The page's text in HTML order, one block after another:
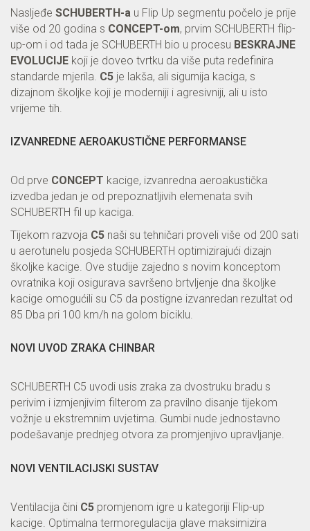
Nasljeđe SCHUBERTH-a u Flip Up segmentu počelo je prije
više od 20 godina s CONCEPT-om, prvim SCHUBERTH flip-
up-om i od tada je SCHUBERTH bio u procesu BESKRAJNE
EVOLUCIJE koji je doveo tvrtku da više puta redefinira
standarde mjerila. C5 je lakša, ali sigurnija kaciga, s
dizajnom školjke koji je moderniji i agresivniji, ali u isto
vrijeme tih.
IZVANREDNE AEROAKUSTIČNE PERFORMANSE
Od prve CONCEPT kacige, izvanredna aeroakustička
izvedba jedan je od prepoznatljivih elemenata svih
SCHUBERTH fil up kaciga.
Tijekom razvoja C5 naši su tehničari proveli više od 200 sati
u aerotunelu posjeda SCHUBERTH optimizirajući dizajn
školjke kacige. Ove studije zajedno s novim konceptom
ovratnika koji osigurava savršeno brtvljenje dna školjke
kacige omogućili su C5 da postigne izvanredan rezultat od
85 Dba pri 100 km/h na golom biciklu.
NOVI UVOD ZRAKA CHINBAR
SCHUBERTH C5 uvodi usis zraka za dvostruku bradu s
perivim i izmjenjivim filterom za pravilno disanje tijekom
vožnje u ekstremnim uvjetima. Gumbi nude jednostavno
podešavanje prednjeg otvora za promjenjivo upravljanje.
NOVI VENTILACIJSKI SUSTAV
Ventilacija čini C5 promjenom igre u kategoriji Flip-up
kacige. Optimalna termoregulacija glave maksimizira